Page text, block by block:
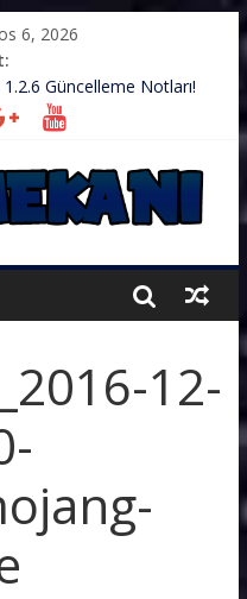
6, 2026
Güncelleme Notları!
Nasıl Koyarım?
v1.2.10
Harika Bir Server
Notları
12-